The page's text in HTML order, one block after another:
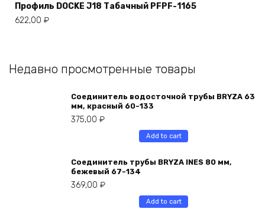
Профиль DOCKE J18 Табачный PFPF-1165
622,00 ₽
Недавно просмотренные товары
Соединитель водосточной трубы BRYZA 63
мм, краcный 60-133
375,00 ₽
Add to cart
Соединитель трубы BRYZA INES 80 мм,
бежевый 67-134
369,00 ₽
Add to cart